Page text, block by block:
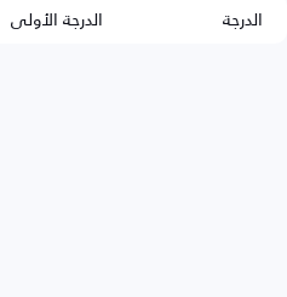
الدرجة
الدرجة الأولى